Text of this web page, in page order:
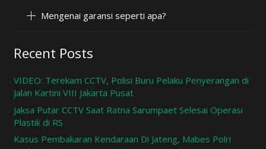
Mengenai garansi seperti apa?
Recent Posts
VIDEO: Terekam CCTV, Polisi Buru Pelaku Penyerangan di
Jalan Kartini VIII Jakarta Pusat
Jaksa Putar CCTV Saat Ratna Sarumpaet Selesai Operasi
Plastik di RS
Kasus Pembakaran Kendaraan Di Jateng, Mabes Polri